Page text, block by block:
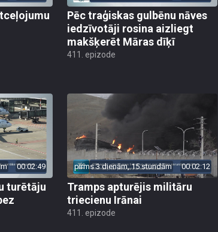
Pēc traģiskas gulbēnu nāves
iedzīvotāji rosina aizliegt
makšķerēt Māras dīķī
411. epizode
00:02:49
turētāju
pirms 3 dienām, 15 stundām 00:02:12
Tramps apturējis militāru
triecienu Irānai
411. epizode